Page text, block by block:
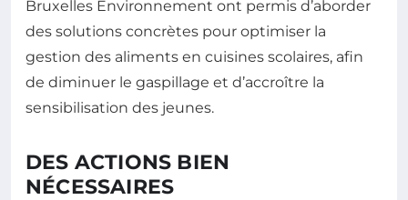
Bruxelles Environnement ont permis d’aborder
des solutions concrètes pour optimiser la
gestion des aliments en cuisines scolaires, afin
de diminuer le gaspillage et d’accroître la
sensibilisation des jeunes.
DES ACTIONS BIEN
NÉCESSAIRES